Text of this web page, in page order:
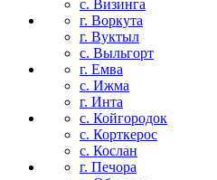
с. Визинга
г. Воркута
г. Вуктыл
с. Выльгорт
г. Емва
с. Ижма
г. Инта
с. Койгородок
с. Корткерос
с. Кослан
г. Печора